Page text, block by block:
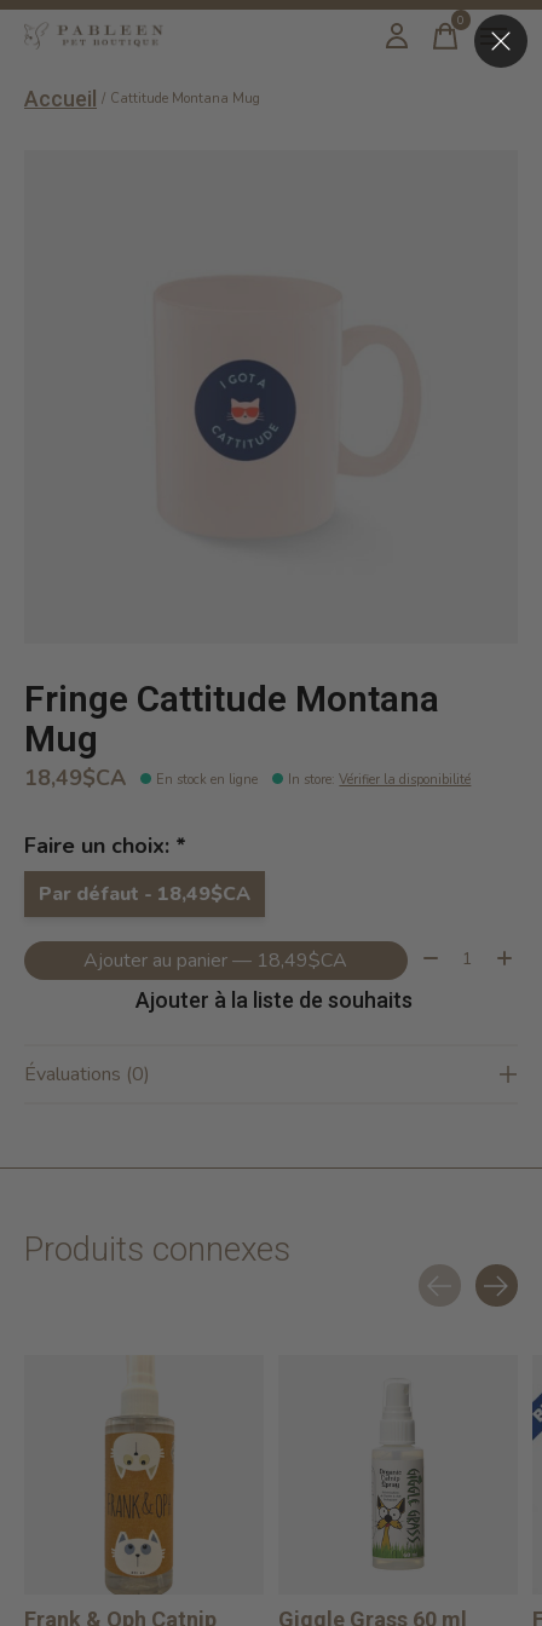
0items
Accueil / Cattitude Montana Mug
Fringe Cattitude Montana
Mug
18,49$CA En stock en ligne In store:Vérifier la disponibilité
Faire un choix: *
Par défaut - 18,49$CA
Ajouter au panier — 18,49$CA Quantité:
Ajouter à la liste de souhaits
Évaluations (0)
Produits connexes
Frank & Oph Catnip
Giggle Grass 60 ml